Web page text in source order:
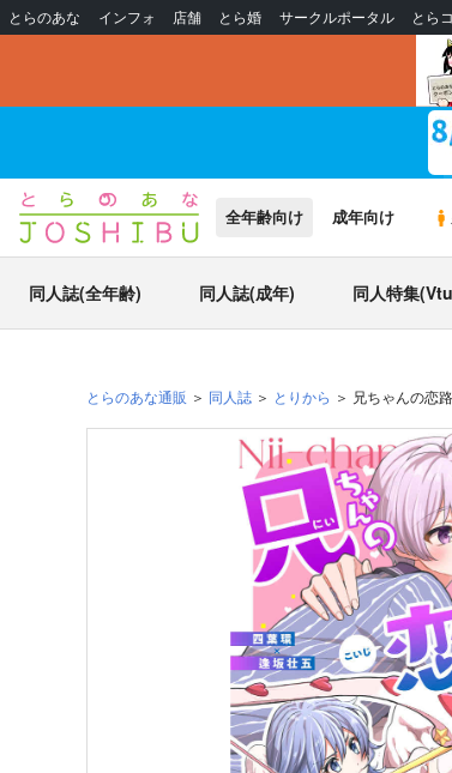
とらのあな インフォ 店舗 とら婚 サークルポータル とら
全年齢向け 成年向け
同人誌(全年齢) 同人誌(成年) 同人特集
とらのあな通販 同人誌 とりから 兄ちゃんの恋